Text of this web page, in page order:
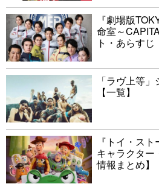
『劇場版
命室～
ト・あらすじ
「ラヴ上等
【一覧】
『トイ・ス
キャラクター
情報まとめ】